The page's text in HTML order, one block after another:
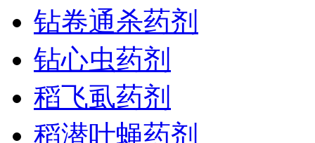
钻卷通杀药剂
钻心虫药剂
稻飞虱药剂
稻潜叶蝇药剂